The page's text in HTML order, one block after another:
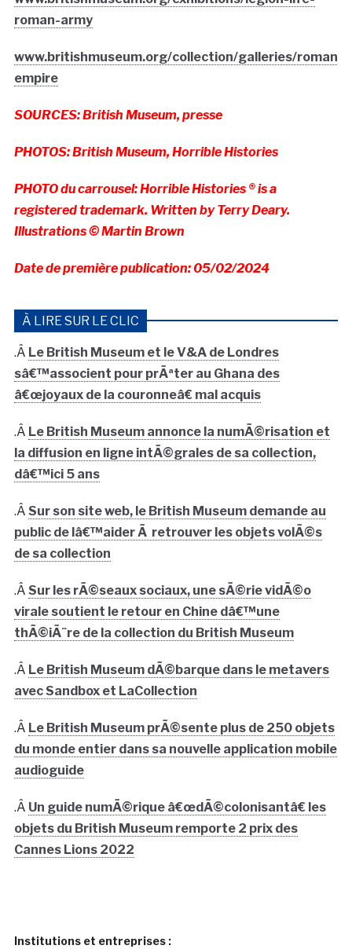
roman-army
www.britishmuseum.org/collection/galleries/roman-
empire
SOURCES: British Museum, presse
PHOTOS: British Museum, Horrible Histories
PHOTO du carrousel: Horrible Histories ® is a
registered trademark. Written by Terry Deary.
Illustrations © Martin Brown
Date de première publication: 05/02/2024
À LIRE SUR LE CLIC
.Â Le British Museum et le V&A de Londres
sâ€™associent pour prÃªter au Ghana des
â€œjoyaux de la couronneâ€ mal acquis
.Â Le British Museum annonce la numÃ©risation et
la diffusion en ligne intÃ©grales de sa collection,
dâ€™ici 5 ans
.Â Sur son site web, le British Museum demande au
public de lâ€™aider Ã retrouver les objets volÃ©s
de sa collection
.Â Sur les rÃ©seaux sociaux, une sÃ©rie vidÃ©o
virale soutient le retour en Chine dâ€™une
thÃ©iÃ¨re de la collection du British Museum
.Â Le British Museum dÃ©barque dans le metavers
avec Sandbox et LaCollection
.Â Le British Museum prÃ©sente plus de 250 objets
du monde entier dans sa nouvelle application mobile
audioguide
.Â Un guide numÃ©rique â€œdÃ©colonisantâ€ les
objets du British Museum remporte 2 prix des
Cannes Lions 2022
Institutions et entreprises :